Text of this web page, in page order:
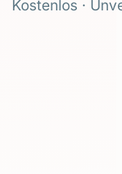
Kostenlos ·